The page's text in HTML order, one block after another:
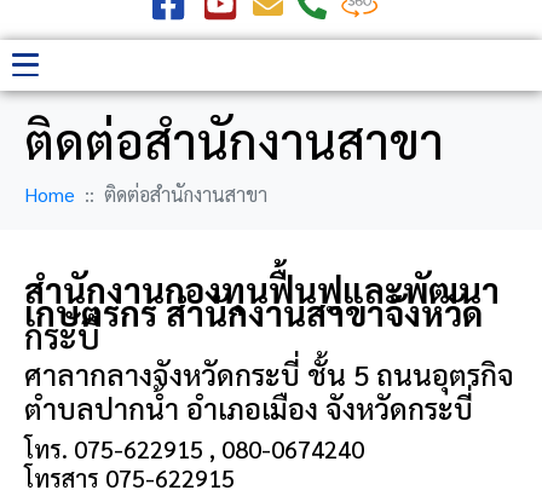
ติดต่อสำนักงานสาขา
Home ติดต่อสำนักงานสาขา
สำนักงานกองทุนฟื้นฟูและพัฒนา
เกษตรกร สำนักงานสาขาจังหวัด
กระบี่
ศาลากลางจังหวัดกระบี่ ชั้น 5 ถนนอุตรกิจ
ตำบลปากน้ำ อำเภอเมือง จังหวัดกระบี่
โทร. 075-622915 , 080-0674240
โทรสาร 075-622915